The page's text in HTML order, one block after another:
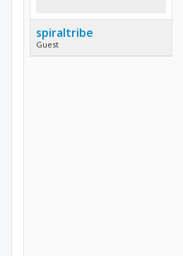
spiraltribe
Guest